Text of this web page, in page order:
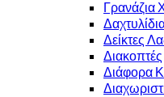
Γρανάζια
Δείκτες
Διακοπτές
Διάφορα